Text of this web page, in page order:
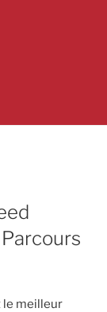
le meilleur